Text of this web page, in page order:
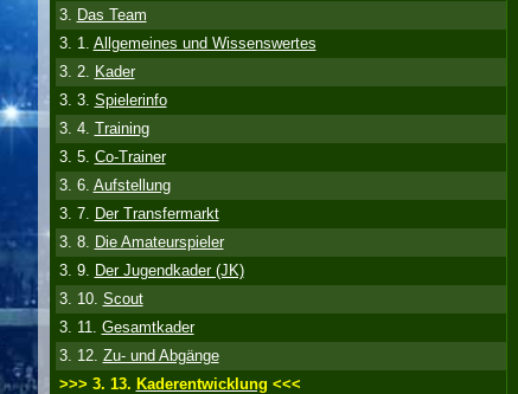
3. Das Team
3. 1. Allgemeines und Wissenswertes
3. 2. Kader
3. 3. Spielerinfo
3. 4. Training
3. 5. Co-Trainer
3. 6. Aufstellung
3. 7. Der Transfermarkt
3. 8. Die Amateurspieler
3. 9. Der Jugendkader (JK)
3. 10. Scout
3. 11. Gesamtkader
3. 12. Zu- und Abgänge
>>> 3. 13. Kaderentwicklung <<<